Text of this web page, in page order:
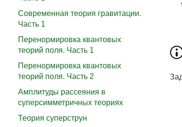
Современная теория гравитации.
Часть 1
Перенормировка квантовых
теорий поля. Часть 1
Перенормировка квантовых
теорий поля. Часть 2
Амплитуды рассеяния в
суперсимметричных теориях
Теория суперструн